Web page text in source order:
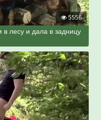
5556
в лесу и дала в задницу